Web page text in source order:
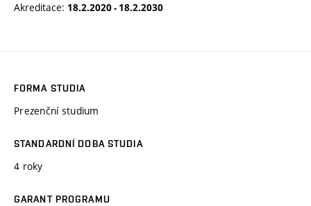
Akreditace: 18.2.2020 - 18.2.2030
FORMA STUDIA
Prezenční studium
STANDARDNÍ DOBA STUDIA
4 roky
GARANT PROGRAMU